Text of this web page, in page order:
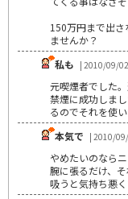
150万円まで出
ませんか？
私も | 2010/09/02
元喫煙者でした
禁煙に成功しま
るのでそれを使
本気で | 2010/
やめたいのなら
腕に張るだけ、そ
吸うと気持ち悪く